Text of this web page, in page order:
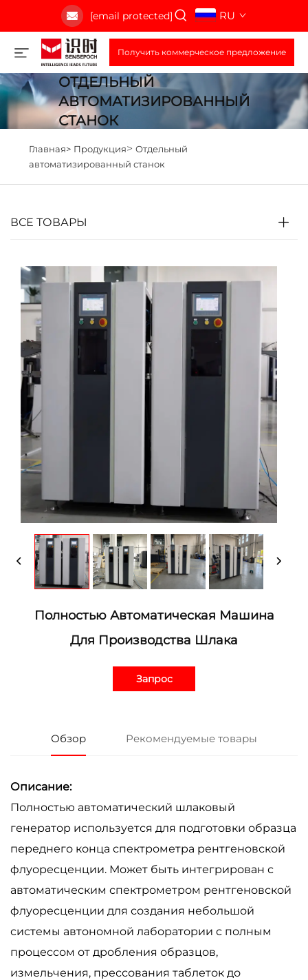
[email protected] RU
Получить коммерческое предложение
ОТДЕЛЬНЫЙ
АВТОМАТИЗИРОВАННЫЙ
СТАНОК
Главная> Продукция> Отдельный
автоматизированный станок
ВСЕ ТОВАРЫ
Полностью Автоматическая Машина
Для Производства Шлака
Запрос
Обзор Рекомендуемые товары
Описание:
Полностью автоматический шлаковый
генератор используется для подготовки образца
переднего конца спектрометра рентгеновской
флуоресценции. Может быть интегрирован с
автоматическим спектрометром рентгеновской
флуоресценции для создания небольшой
системы автономной лаборатории с полным
процессом от дробления образцов,
измельчения, прессования таблеток до